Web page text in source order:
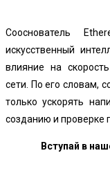
Сооснователь
искусственный
влияние на
сети. По его словам,
только ускорять
созданию и проверке
Вступай в